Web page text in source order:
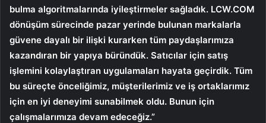
bulma algoritmalarında iyileştirmeler sağladık. LCW.COM
dönüşüm sürecinde pazar yerinde bulunan markalarla
güvene dayalı bir ilişki kurarken tüm paydaşlarımıza
kazandıran bir yapıya büründük. Satıcılar için satış
işlemini kolaylaştıran uygulamaları hayata geçirdik. Tüm
bu süreçte önceliğimiz, müşterilerimiz ve iş ortaklarımız
için en iyi deneyimi sunabilmek oldu. Bunun için
çalışmalarımıza devam edeceğiz.”